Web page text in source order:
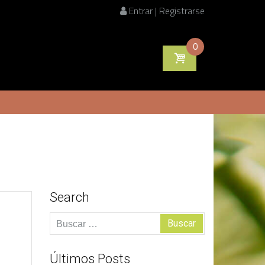
Entrar | Registrarse
0
Search
Buscar:
Últimos Posts